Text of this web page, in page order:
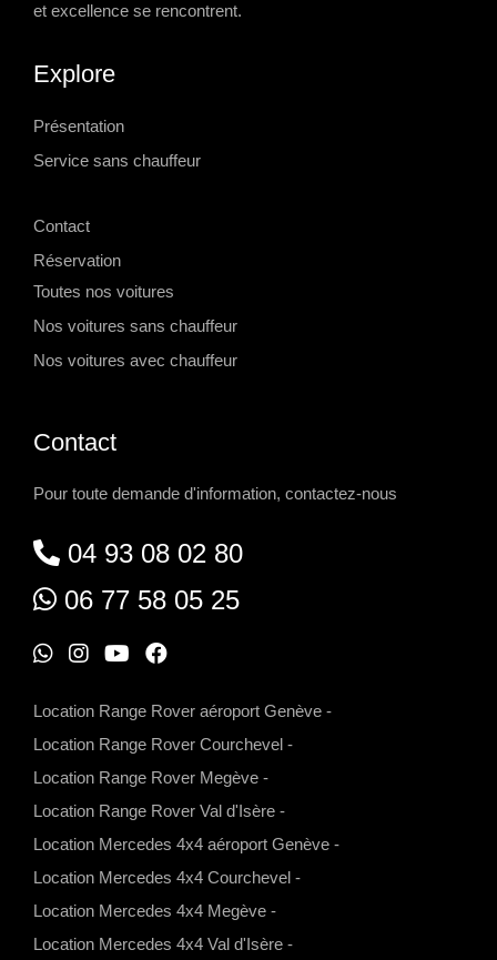
et excellence se rencontrent.
Explore
Présentation
Service sans chauffeur
Contact
Réservation
Toutes nos voitures
Nos voitures sans chauffeur
Nos voitures avec chauffeur
Contact
Pour toute demande d'information, contactez-nous
04 93 08 02 80
06 77 58 05 25
W
p
p
I
r
a
m
Y
e
F
o
k
Location Range Rover aéroport Genève -
Location Range Rover Courchevel -
Location Range Rover Megève -
Location Range Rover Val d'Isère -
Location Mercedes 4x4 aéroport Genève -
Location Mercedes 4x4 Courchevel -
Location Mercedes 4x4 Megève -
Location Mercedes 4x4 Val d'Isère -